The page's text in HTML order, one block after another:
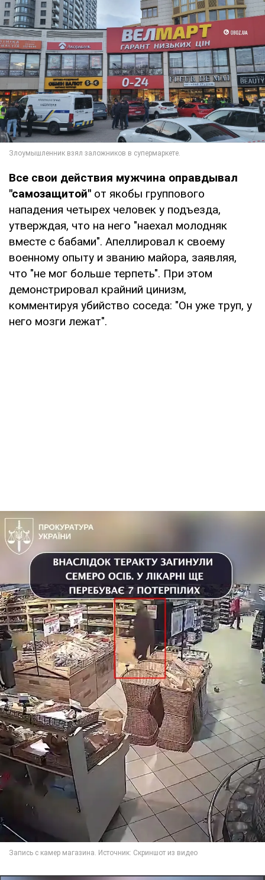
Все свои действия мужчина оправдывал
"самозащитой" от якобы группового
нападения четырех человек у подъезда,
утверждая, что на него "наехал молодняк
вместе с бабами". Апеллировал к своему
военному опыту и званию майора, заявляя,
что "не мог больше терпеть". При этом
демонстрировал крайний цинизм,
комментируя убийство соседа: "Он уже труп, у
него мозги лежат".